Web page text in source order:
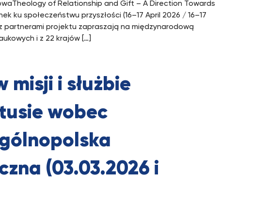
of Relationship and Gift – A Direction Towards
społeczeństwu przyszłości (16–17 April 2026 / 16–17
partnerami projektu zapraszają na międzynarodową
i z 22 krajów […]
i służbie
wobec
(03.03.2026 i